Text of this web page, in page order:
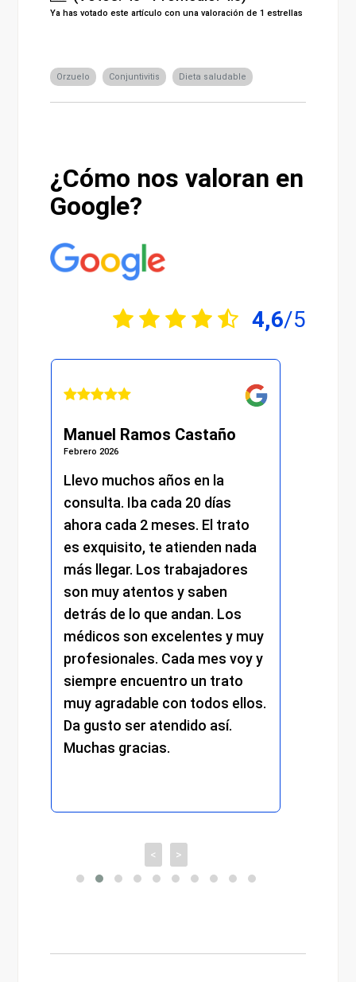
Ya has votado este artículo con una valoración de 1 estrellas
Orzuelo Conjuntivitis Dieta saludable
¿Cómo nos valoran en
Google?
4,6/5
Castaño
años en la
cada 20 días
2 meses. El trato
te atienden nada
Los trabajadores
y saben
que andan. Los
excelentes y muy
Cada mes voy y
un trato
con todos ellos.
atendido así.
Julián Martínez
He recibido una atención
excelente desde el
momento. Desde la
me atendieron con
amabilidad y
y el resto del personal
mantuvo el mismo nivel
trato cercano, eficiente
respetuoso. Se nota el
compromiso y la
cada detalle. Sin duda,
experiencia muy
< >